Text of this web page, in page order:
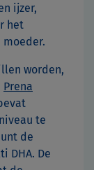
ijzer,
het
moeder.
worden,
Prena
te
de
DHA. De